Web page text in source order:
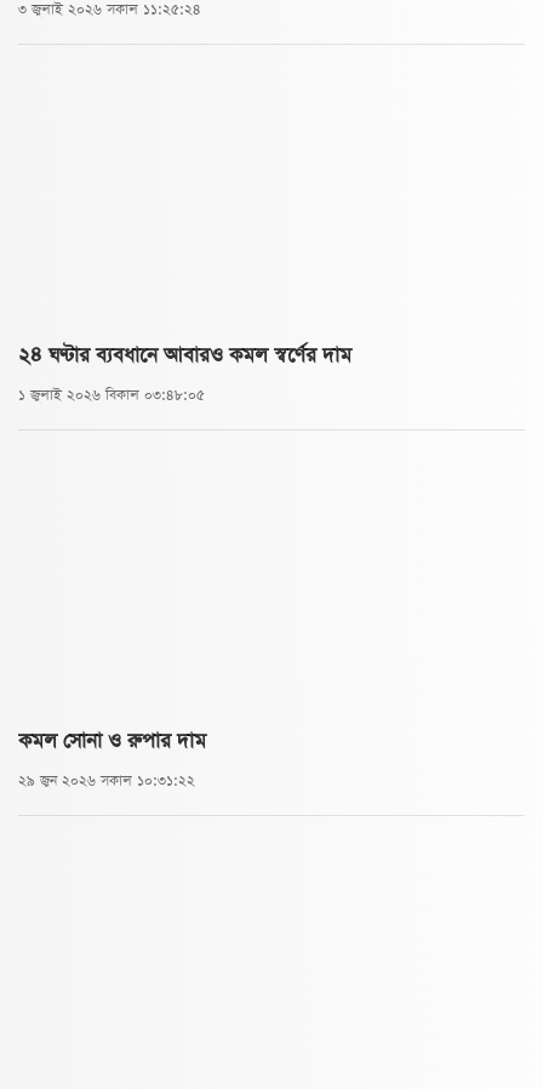
৩ জুলাই ২০২৬ সকাল ১১:২৫:২৪
২৪ ঘণ্টার ব্যবধানে আবারও কমল স্বর্ণের দাম
১ জুলাই ২০২৬ বিকাল ০৩:৪৮:০৫
কমল সোনা ও রুপার দাম
২৯ জুন ২০২৬ সকাল ১০:৩১:২২